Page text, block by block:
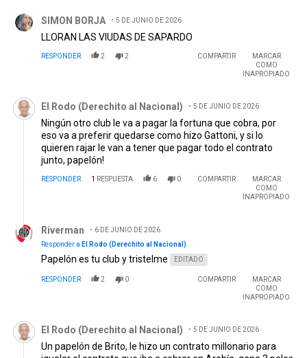
SIMON BORJA 5 DE JUNIO DE 2026
LLORAN LAS VIUDAS DE SAPARDO
RESPONDER 2 2 COMPARTIR
MARCAR
COMO
INAPROPIADO
Comentario de El Rodo (Derechito al Nacional).
El Rodo (Derechito al Nacional) 5 DE JUNIO DE 2026
Ningún otro club le va a pagar la fortuna que cobra, por
eso va a preferir quedarse como hizo Gattoni, y si lo
quieren rajar le van a tener que pagar todo el contrato
junto, papelón!
RESPONDER 1 RESPUESTA 6 0 COMPARTIR
MARCAR
COMO
INAPROPIADO
Riverman
6 DE JUNIO DE 2026
Responder a El Rodo (Derechito al Nacional)
Papelón es tu club y tristelme EDITADO
RESPONDER 2 0 COMPARTIR
MARCAR
COMO
INAPROPIADO
Comentario de El Rodo (Derechito al Nacional).
El Rodo (Derechito al Nacional) 5 DE JUNIO DE 2026
Un papelón de Brito, le hizo un contrato millonario para